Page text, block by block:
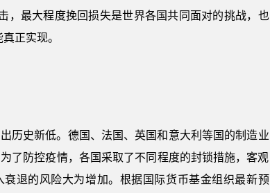
，最大程度挽回损失是世界各国共同面对的挑战，也
正实现。
历史新低。德国、法国、英国和意大利等国的制造业
了防控疫情，各国采取了不同程度的封锁措施，客观
退的风险大为增加。根据国际货币基金组织最新预